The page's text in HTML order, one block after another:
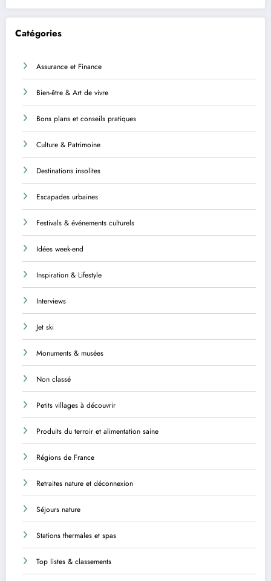
Catégories
Assurance et Finance
Bien-être & Art de vivre
Bons plans et conseils pratiques
Culture & Patrimoine
Destinations insolites
Escapades urbaines
Festivals & événements culturels
Idées week-end
Inspiration & Lifestyle
Interviews
Jet ski
Monuments & musées
Non classé
Petits villages à découvrir
Produits du terroir et alimentation saine
Régions de France
Retraites nature et déconnexion
Séjours nature
Stations thermales et spas
Top listes & classements